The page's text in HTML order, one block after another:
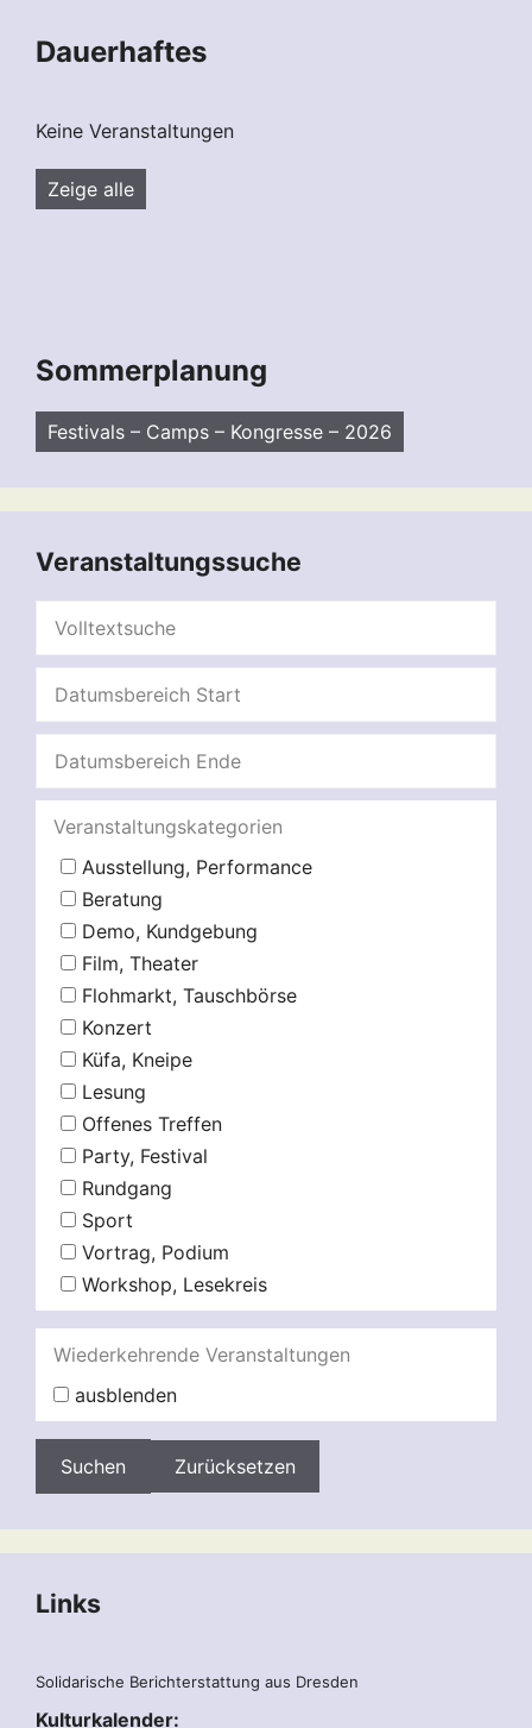
Dauerhaftes
Keine Veranstaltungen
Zeige alle
Sommerplanung
Festivals – Camps – Kongresse – 2026
Veranstaltungssuche
Veranstaltungskategorien
Ausstellung, Performance
Beratung
Demo, Kundgebung
Film, Theater
Flohmarkt, Tauschbörse
Konzert
Küfa, Kneipe
Lesung
Offenes Treffen
Party, Festival
Rundgang
Sport
Vortrag, Podium
Workshop, Lesekreis
Wiederkehrende Veranstaltungen
ausblenden
Zurücksetzen
Links
Solidarische Berichterstattung aus Dresden
Kulturkalender: